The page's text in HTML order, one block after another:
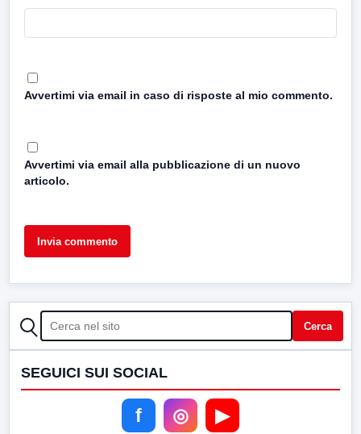
Avvertimi via email in caso di risposte al mio commento.
Avvertimi via email alla pubblicazione di un nuovo
articolo.
CERCA Cerca
SEGUICI SUI SOCIAL
f ◎ ▶